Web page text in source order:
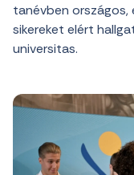
tanévben országos,
sikereket elért
universitas.